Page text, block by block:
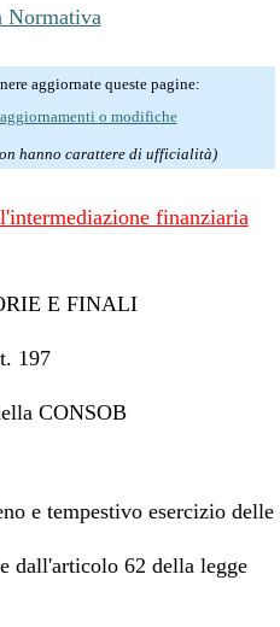
Normativa
aggiornate queste pagine:
o modifiche
hanno carattere di ufficialità)
finanziaria
E FINALI
197
CONSOB
e tempestivo esercizio delle
dall'articolo 62 della legge